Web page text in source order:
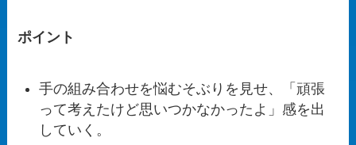
ポイント
手の組み合わせを悩むそぶりを見せ、「頑張
って考えたけど思いつかなかったよ」感を出
していく。